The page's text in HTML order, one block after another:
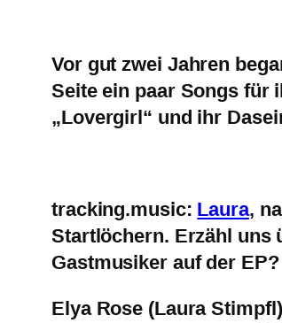
Vor gut zwei Jahren
Seite ein paar Songs für
„Lovergirl“ und ihr
tracking.music: Laura,
Startlöchern. Erzähl uns
Gastmusiker auf der EP?
Elya Rose (Laura